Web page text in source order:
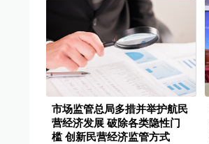
市场监管总局多措并举护航民
营经济发展 破除各类隐性门
槛 创新民营经济监管方式